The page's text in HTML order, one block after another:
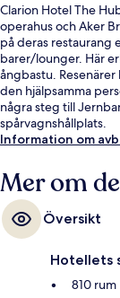
Clarion Hotel The
operahus och Aker
på deras restaurang
barer/lounger. Här
ångbastu.
den hjälpsamma
några steg till
spårvagnshållplats.
Information om
Mer om
Översikt
Hotellets
810 rum